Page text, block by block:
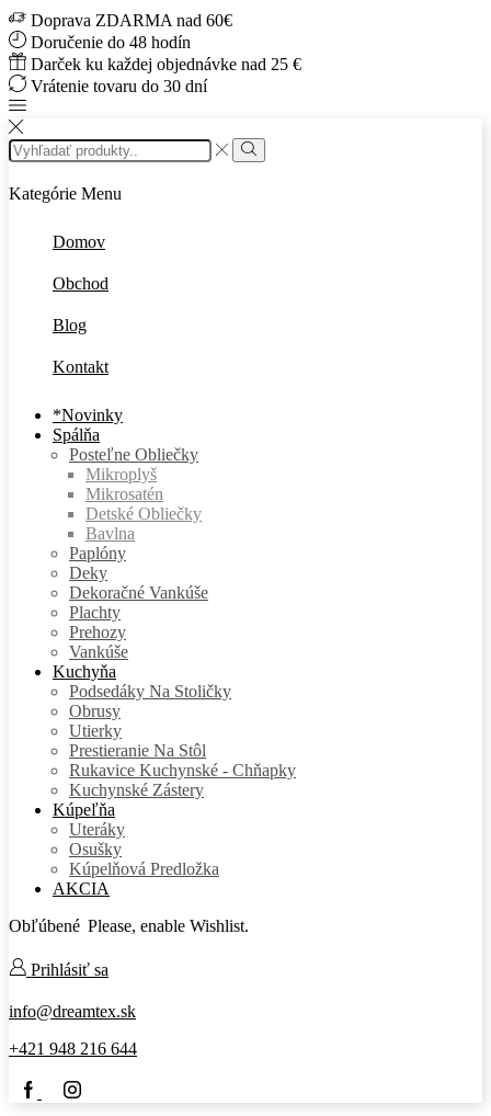
Doprava ZDARMA nad 60€
Doručenie do 48 hodín
Darček ku každej objednávke nad 25 €
Vrátenie tovaru do 30 dní
Search
input
Vyhľadávanie
Kategórie Menu
Domov
Obchod
Blog
Kontakt
*Novinky
Spálňa
Posteľne Obliečky
Mikroplyš
Mikrosatén
Detské Obliečky
Bavlna
Paplóny
Deky
Dekoračné Vankúše
Plachty
Prehozy
Vankúše
Kuchyňa
Podsedáky Na Stoličky
Obrusy
Utierky
Prestieranie Na Stôl
Rukavice Kuchynské - Chňapky
Kuchynské Zástery
Kúpeľňa
Uteráky
Osušky
Kúpelňová Predložka
AKCIA
Obľúbené Please, enable Wishlist.
Prihlásiť sa
info@dreamtex.sk
+421 948 216 644
Facebook
IG